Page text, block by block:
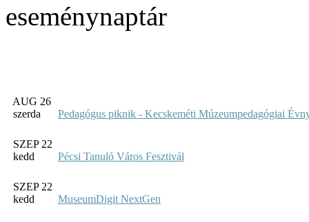
eseménynaptár
AUG 26
szerda
Pedagógus piknik - Kecskeméti Múzeumpedagógiai
SZEP 22
kedd
Pécsi Tanuló Város Fesztivál
SZEP 22
kedd
MuseumDigit NextGen